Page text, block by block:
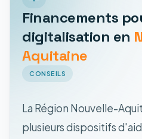
Financements
digitalisation en
Aquitaine
CONSEILS
La Région Nouvelle-
plusieurs dispositifs